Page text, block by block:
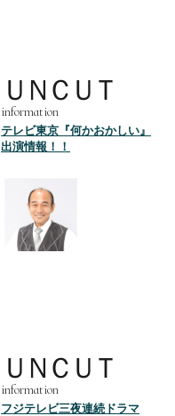
ＵＮＣＵＴ
information
テレビ東京『何かおかしい』
出演情報！！
ＵＮＣＵＴ
information
フジテレビ三夜連続ドラマ